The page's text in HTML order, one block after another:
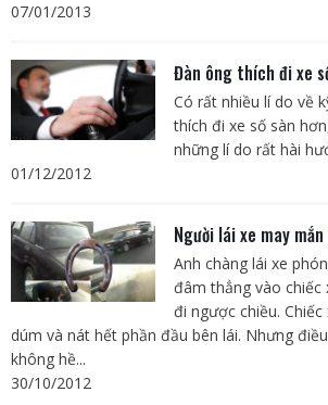
07/01/2013
Đàn ông thích đi xe
Có rất nhiều lí do về
thích đi xe số sàn
những lí do rất hài
01/12/2012
Người lái xe may
Anh chàng lái xe
đâm thẳng vào chiếc
đi ngược chiều.
dúm và nát hết phần đầu bên lái. Nhưng
không hề...
30/10/2012